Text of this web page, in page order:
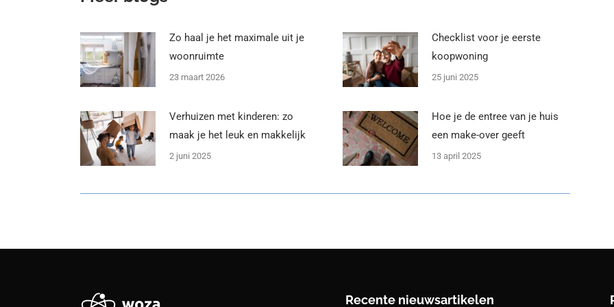
Zo haal je het maximale uit je
woonruimte
23 maart 2026
Checklist voor je eerste
koopwoning
25 juni 2025
Verhuizen met kinderen: zo
maak je het leuk en makkelijk
2 juni 2025
Hoe je de entree van je huis
een make-over geeft
13 april 2025
Recente nieuwsartikelen